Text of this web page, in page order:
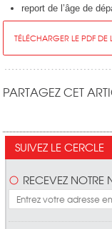
report de l’âge de
TÉLÉCHARGER LE PDF DE
PARTAGEZ CET
SUIVEZ LE CERCLE
RECEVEZ NOTRE